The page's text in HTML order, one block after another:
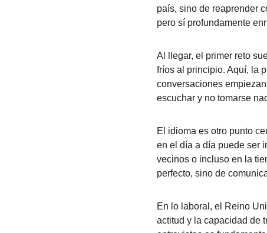
país, sino de reaprender
pero sí profundamente
Al llegar, el primer reto
fríos al principio. Aquí, la
conversaciones
escuchar y no tomarse
El idioma es otro punto
en el día a día puede ser
vecinos o incluso en la
perfecto, sino de
En lo laboral, el Reino
actitud y la capacidad de